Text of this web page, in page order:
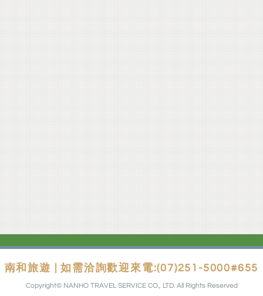
南和旅遊 | 如需洽詢歡迎來電:(07)251-5000#655
Copyright© NANHO TRAVEL SERVICE CO., LTD. All Rights Reserved